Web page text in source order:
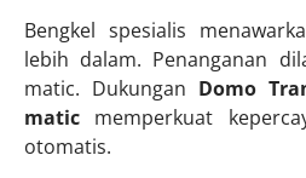
Bengkel spesialis
lebih dalam. Penanganan
matic. Dukungan Domo
matic memperkuat
otomatis.